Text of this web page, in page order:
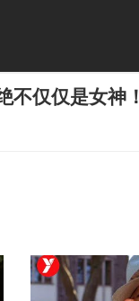
不仅仅是女神